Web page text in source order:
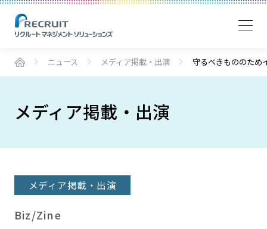
ニュース メディア掲載・出演 守るべきもののため
メディア掲載・出演
メディア掲載・出演
Biz/Zine